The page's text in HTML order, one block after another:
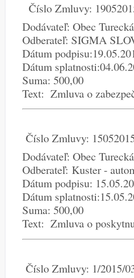
Číslo Zmluvy:
Dodávateľ: Obec
Odberateľ: SIGMA
Dátum
Dátum
Suma: 500,00
Text: Zmluva o
Číslo Zmluvy:
Dodávateľ: Obec
Odberateľ: Kuster -
Dátum podpisu:
Dátum
Suma: 500,00
Text: Zmluva o
Číslo Zmluvy: 1/2015/